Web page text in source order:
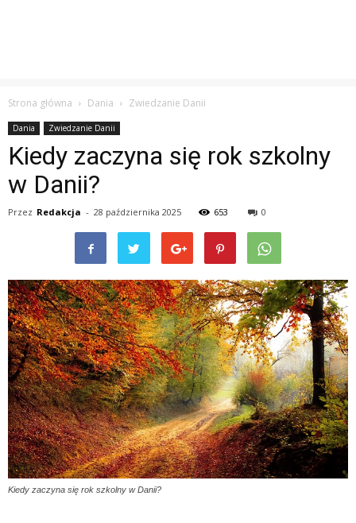
Strona główna Dania Zwiedzanie Danii
Dania Zwiedzanie Danii
Kiedy zaczyna się rok szkolny
w Danii?
Przez Redakcja - 28 października 2025 653 0
Kiedy zaczyna się rok szkolny w Danii?